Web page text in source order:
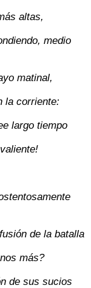
altas,
medio
matinal,
la corriente:
largo tiempo
de la batalla
más?
de sus sucios